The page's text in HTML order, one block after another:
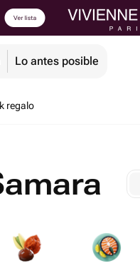
Lo antes posible
regalo